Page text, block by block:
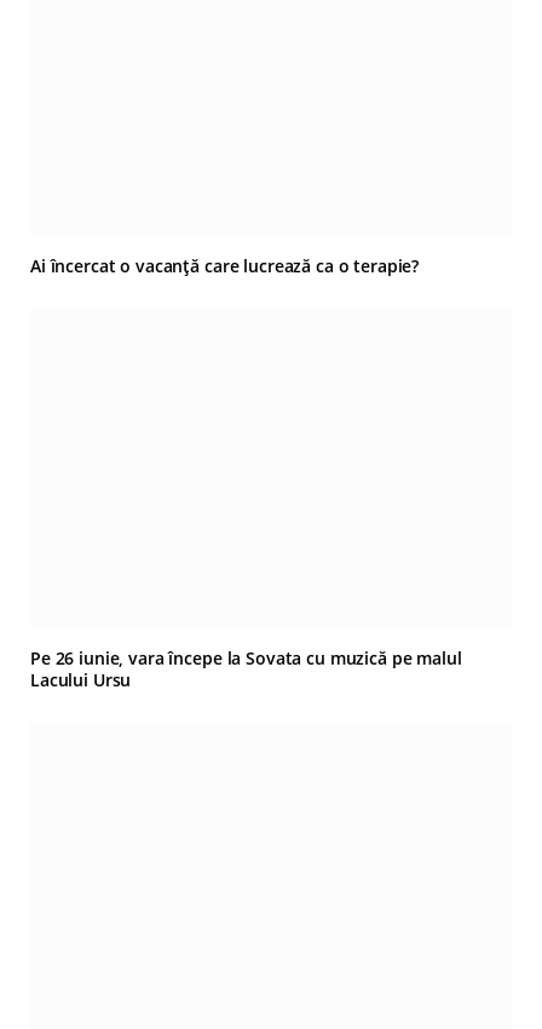
Ai încercat o vacanță care lucrează ca o terapie?
Pe 26 iunie, vara începe la Sovata cu muzică pe malul
Lacului Ursu